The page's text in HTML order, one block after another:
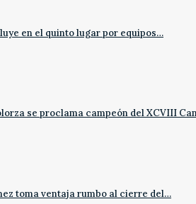
en el quinto lugar por equipos…
se proclama campeón del XCVIII
toma ventaja rumbo al cierre del…